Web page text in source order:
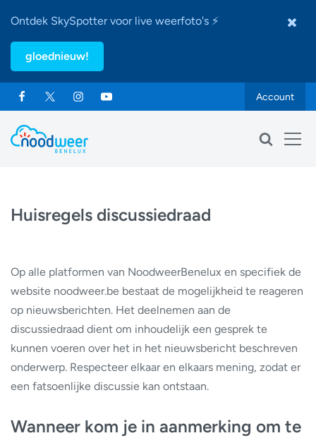
Ontdek SkySpotter voor live weerfoto's ⚡
gloednieuw!
Account
Huisregels discussiedraad
Op alle platformen van NoodweerBenelux en specifiek de
website noodweer.be bestaat de mogelijkheid te reageren
op nieuwsberichten. Het deelnemen aan de
discussiedraad dient om inhoudelijk een gesprek te
kunnen voeren over het in het nieuwsbericht beschreven
onderwerp. Respecteer elkaar en elkaars mening, zodat er
een fatsoenlijke discussie kan ontstaan.
Wanneer kom je in aanmerking om te